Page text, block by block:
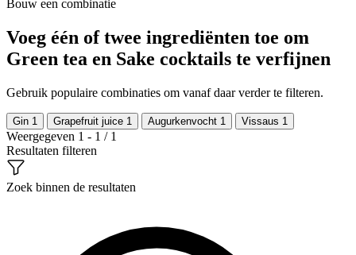
Bouw een combinatie
Voeg één of twee ingrediënten toe om
Green tea en Sake cocktails te verfijnen
Gebruik populaire combinaties om vanaf daar verder te filteren.
Gin 1 Grapefruit juice 1 Augurkenvocht 1 Vissaus 1
Weergegeven 1 - 1 / 1
Resultaten filteren
Zoek binnen de resultaten